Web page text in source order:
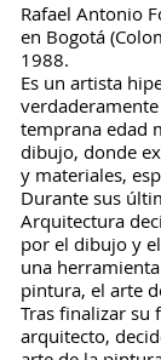
Rafael Antonio
en Bogotá
1988.
Es un artista
temprana edad
dibujo, donde
y materiales,
Durante sus
Arquitectura
por el dibujo y
una
pintura, el arte
Tras finalizar su
arquitecto,